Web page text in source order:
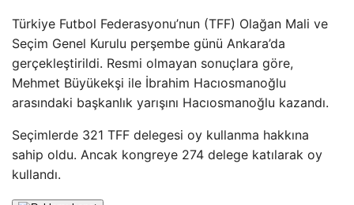
Türkiye Futbol Federasyonu’nun (TFF) Olağan Mali ve
Seçim Genel Kurulu perşembe günü Ankara’da
gerçekleştirildi. Resmi olmayan sonuçlara göre,
Mehmet Büyükekşi ile İbrahim Hacıosmanoğlu
arasındaki başkanlık yarışını Hacıosmanoğlu kazandı.
Seçimlerde 321 TFF delegesi oy kullanma hakkına
sahip oldu. Ancak kongreye 274 delege katılarak oy
kullandı.